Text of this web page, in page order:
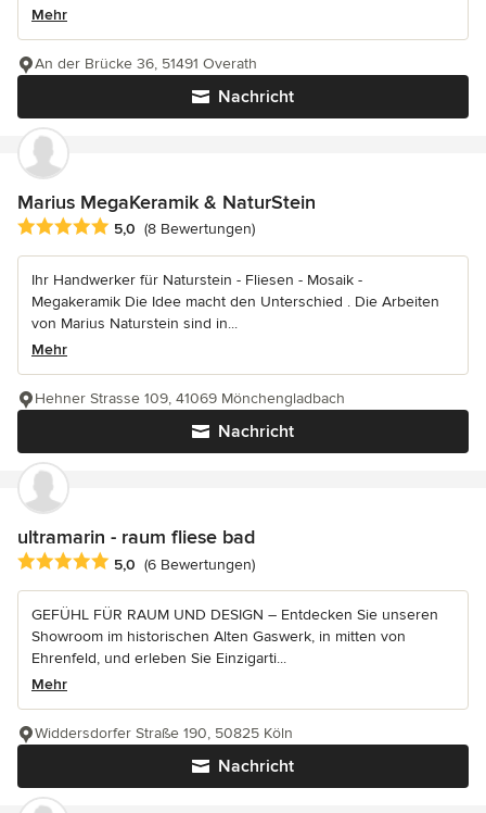
Mehr
Nachricht
An der Brücke 36, 51491 Overath
Marius MegaKeramik & NaturStein
Durchschnittliche Bewertung: 5 von 5 Sternen
5,0 (8 Bewertungen)
Ihr Handwerker für Naturstein - Fliesen - Mosaik -
Megakeramik Die Idee macht den Unterschied . Die Arbeiten
von Marius Naturstein sind in...
Mehr
Nachricht
Hehner Strasse 109, 41069 Mönchengladbach
ultramarin - raum fliese bad
Durchschnittliche Bewertung: 5 von 5 Sternen
5,0 (6 Bewertungen)
GEFÜHL FÜR RAUM UND DESIGN – Entdecken Sie unseren
Showroom im historischen Alten Gaswerk, in mitten von
Ehrenfeld, und erleben Sie Einzigarti...
Mehr
Nachricht
Widdersdorfer Straße 190, 50825 Köln